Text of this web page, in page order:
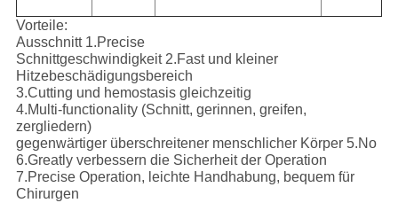
Vorteile:
Ausschnitt 1.Precise
Schnittgeschwindigkeit 2.Fast und kleiner
Hitzebeschädigungsbereich
3.Cutting und hemostasis gleichzeitig
4.Multi-functionality (Schnitt, gerinnen, greifen,
zergliedern)
gegenwärtiger überschreitener menschlicher Körper 5.No
6.Greatly verbessern die Sicherheit der Operation
7.Precise Operation, leichte Handhabung, bequem für
Chirurgen